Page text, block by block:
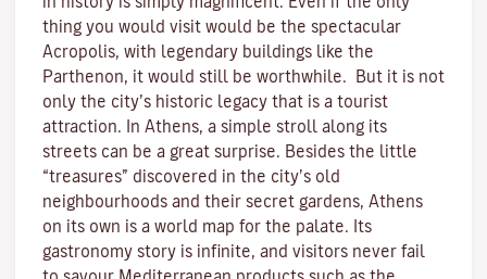
thing you would visit would be the spectacular
Acropolis, with legendary buildings like the
Parthenon, it would still be worthwhile. But it is not
only the city’s historic legacy that is a tourist
attraction. In Athens, a simple stroll along its
streets can be a great surprise. Besides the little
“treasures” discovered in the city’s old
neighbourhoods and their secret gardens, Athens
on its own is a world map for the palate. Its
gastronomy story is infinite, and visitors never fail